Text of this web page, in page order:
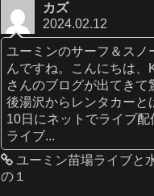
カズ
2024.02.12
ユーミンのサーフ＆スノ
んですね。こんにちは、
さんのブログが出てきて
後湯沢からレンタカーと
10日にネットでライブ配
ライブ...
ユーミン苗場ライブ
の１